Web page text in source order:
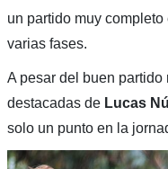
un partido muy
varias fases.
A pesar del buen
destacadas de Lucas
solo un punto en la